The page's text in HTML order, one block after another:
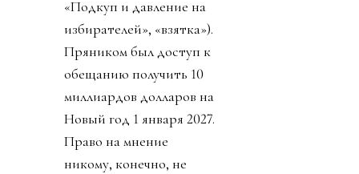
«Подкуп и давление на
избирателей», «взятка»).
Пряником был доступ к
обещанию получить 10
миллиардов долларов на
Новый год 1 января 2027.
Право на мнение
никому, конечно, не